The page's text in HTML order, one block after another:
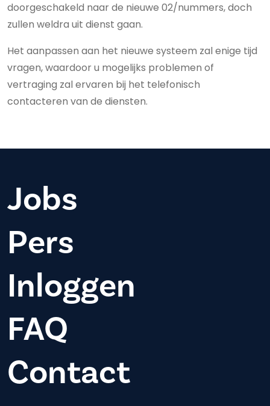
doorgeschakeld naar de nieuwe 02/nummers, doch
zullen weldra uit dienst gaan.
Het aanpassen aan het nieuwe systeem zal enige tijd
vragen, waardoor u mogelijks problemen of
vertraging zal ervaren bij het telefonisch
contacteren van de diensten.
Jobs
Pers
Inloggen
FAQ
Contact